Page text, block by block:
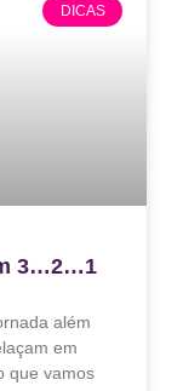
DICAS
3…2…1
além
em
que vamos